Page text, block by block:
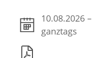
10.08.2026 –
ganztags